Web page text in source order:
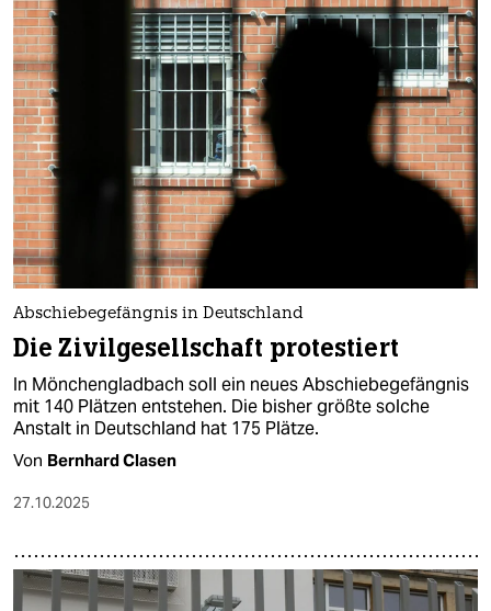
Abschiebegefängnis in Deutschland
Die Zivilgesellschaft protestiert
In Mönchengladbach soll ein neues Abschiebegefängnis
mit 140 Plätzen entstehen. Die bisher größte solche
Anstalt in Deutschland hat 175 Plätze.
Von Bernhard Clasen
27.10.2025